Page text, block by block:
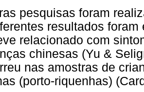
pesquisas foram
resultados
relacionado com
chinesas (Yu &
nas amostras de
(porto-riquenhas)